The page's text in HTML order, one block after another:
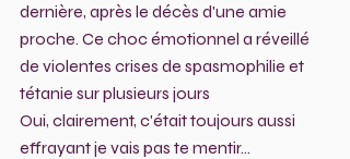
dernière, après le décès d'une amie
proche. Ce choc émotionnel a réveillé
de violentes crises de spasmophilie et
tétanie sur plusieurs jours
Oui, clairement, c'était toujours aussi
effrayant je vais pas te mentir...